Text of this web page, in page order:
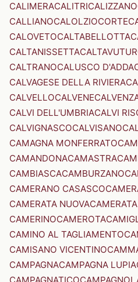
CALIMERACALITRICALIZZANO
CALLIANOCALOLZIOCORTE
CALOVETOCALTABELLOTTA
CALTANISSETTA
CALTRANOCALUSCO D'ADDA
CALVAGESE DELLA RIVIERA
CALVELLOCALVENE
CALVI DELL'UMBRIACALVI
CALVIGNASCOCALVISANO
CAMAGNA MONFERRATO
CAMANDONACAMASTRA
CAMBIASCACAMBURZANO
CAMERANO CASASCO
CAMERATA NUOVA
CAMERINOCAMEROTA
CAMINO AL TAGLIAMENTO
CAMISANO VICENTINO
CAMPAGNACAMPAGNA LUPIA